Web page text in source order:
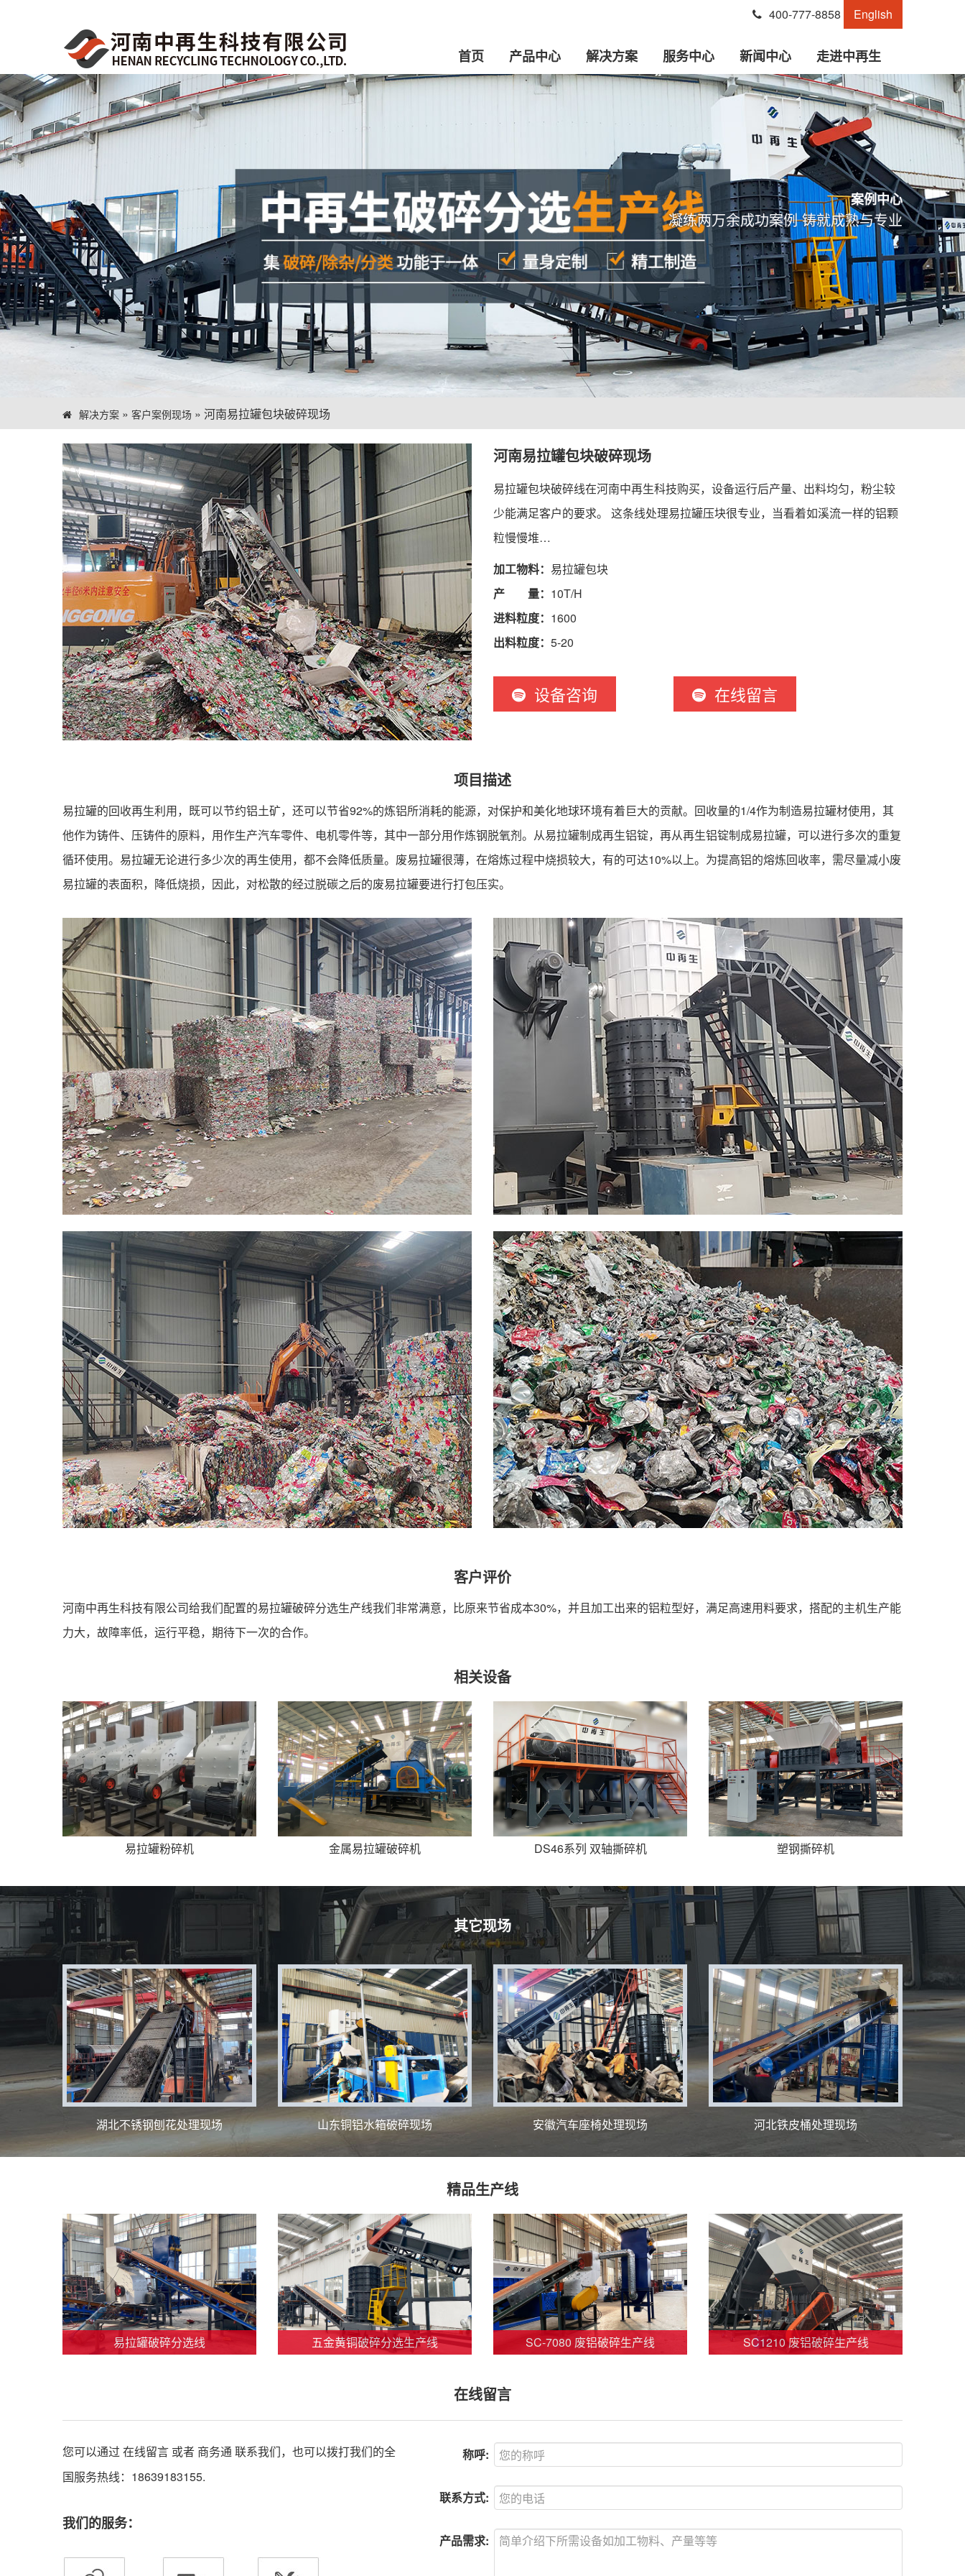
400-777-8858 English
首页 产品中心 解决方案 服务中心 新闻中心 走进中再生
案例中心
凝练两万余成功案例 铸就成熟与专业
解决方案 » 客户案例现场 » 河南易拉罐包块破碎现场
河南易拉罐包块破碎现场
易拉罐包块破碎线在河南中再生科技购买，设备运行后产量、出料均匀，粉尘较
少能满足客户的要求。 这条线处理易拉罐压块很专业，当看着如溪流一样的铝颗
粒慢慢堆…
加工物料： 易拉罐包块
产 量： 10T/H
进料粒度： 1600
出料粒度： 5-20
设备咨询 在线留言
项目描述
易拉罐的回收再生利用，既可以节约铝土矿，还可以节省92%的炼铝所消耗的能源，对保护和美化地球环境有着巨大的贡献。回收量的1/4作为制造易拉罐材使用，其
他作为铸件、压铸件的原料，用作生产汽车零件、电机零件等，其中一部分用作炼钢脱氧剂。从易拉罐制成再生铝锭，再从再生铝锭制成易拉罐，可以进行多次的重复
循环使用。易拉罐无论进行多少次的再生使用，都不会降低质量。废易拉罐很薄，在熔炼过程中烧损较大，有的可达10%以上。为提高铝的熔炼回收率，需尽量减小废
易拉罐的表面积，降低烧损，因此，对松散的经过脱碳之后的废易拉罐要进行打包压实。
客户评价
河南中再生科技有限公司给我们配置的易拉罐破碎分选生产线我们非常满意，比原来节省成本30%，并且加工出来的铝粒型好，满足高速用料要求，搭配的主机生产能
力大，故障率低，运行平稳，期待下一次的合作。
相关设备
易拉罐粉碎机 金属易拉罐破碎机 DS46系列 双轴撕碎机 塑钢撕碎机
其它现场
湖北不锈钢刨花处理现场 山东铜铝水箱破碎现场 安徽汽车座椅处理现场 河北铁皮桶处理现场
精品生产线
易拉罐破碎分选线 五金黄铜破碎分选生产线 SC-7080 废铝破碎生产线 SC1210 废铝破碎生产线
在线留言
您可以通过 在线留言 或者 商务通联系我们，也可以拨打我们的全
国服务热线：18639183155.
我们的服务：
称呼:
联系方式:
产品需求: